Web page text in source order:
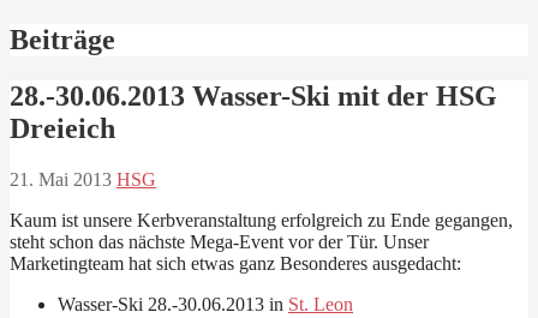
Beiträge
28.-30.06.2013 Wasser-Ski mit der HSG
Dreieich
21. Mai 2013 HSG
Kaum ist unsere Kerbveranstaltung erfolgreich zu Ende gegangen,
steht schon das nächste Mega-Event vor der Tür. Unser
Marketingteam hat sich etwas ganz Besonderes ausgedacht:
Wasser-Ski 28.-30.06.2013 in St. Leon